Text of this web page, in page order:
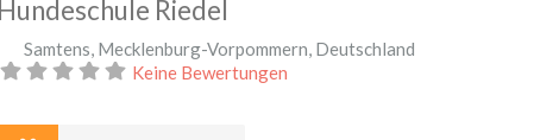
Hundeschule Riedel
Samtens, Mecklenburg-Vorpommern, Deutschland
Keine Bewertungen